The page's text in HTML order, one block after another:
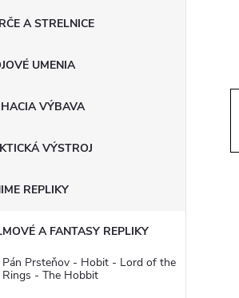
A STRELNICE
UMENIA
VÝBAVA
VÝSTROJ
REPLIKY
A FANTASY REPLIKY
Pán Prsteňov - Hobit - Lord of the
Rings - The Hobbit